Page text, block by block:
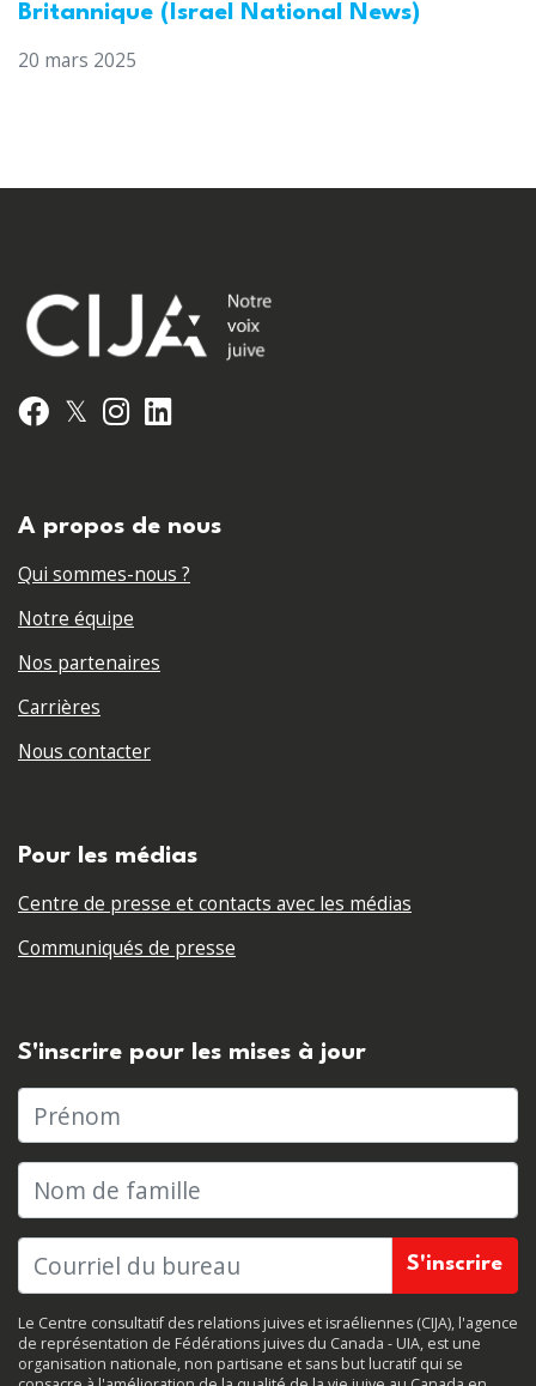
Britannique (Israel National News)
20 mars 2025
Facebook
𝕏 Instagram
A propos de nous
Qui sommes-nous ?
Notre équipe
Nos partenaires
Carrières
Nous contacter
Pour les médias
Centre de presse et contacts avec les médias
Communiqués de presse
S'inscrire pour les mises à jour
Prénom
Nom de famille
Le Centre consultatif des relations juives et israéliennes (CIJA), l'agence
de représentation de Fédérations juives du Canada - UIA, est une
organisation nationale, non partisane et sans but lucratif qui se